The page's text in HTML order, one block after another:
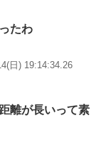
たわ
日) 19:14:34.26
離が長いって素